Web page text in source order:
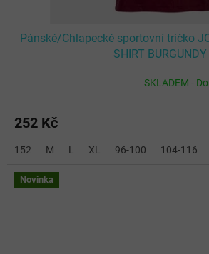
Pánské/Chlapecké sportovní tričko
SHIRT BURGUNDY
SKLADEM -
252 Kč
152 M L XL 96-100 104-116
Novinka